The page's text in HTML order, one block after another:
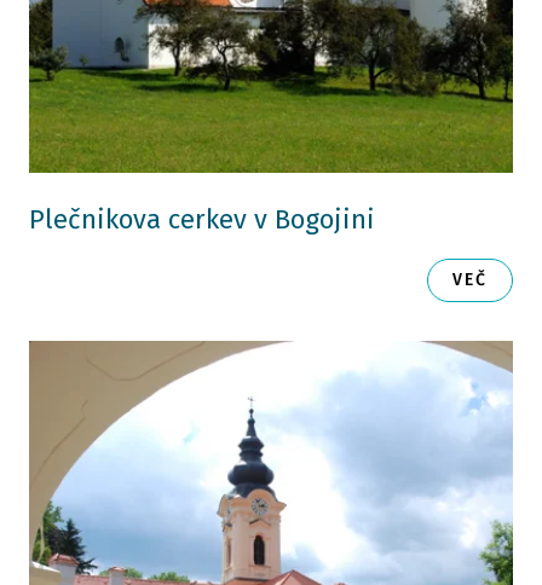
Plečnikova cerkev v Bogojini
VEČ